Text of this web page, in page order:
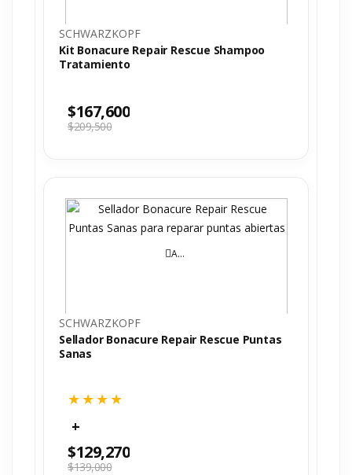
SCHWARZKOPF
Kit Bonacure Repair Rescue Shampoo
Tratamiento
$209,500
$167,600
AÑADIR AL CARRITO
SCHWARZKOPF
Sellador Bonacure Repair Rescue Puntas
Sanas
$139,000
$129,270